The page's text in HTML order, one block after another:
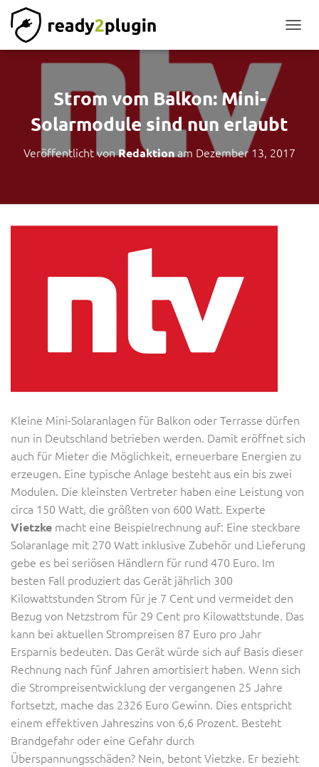
Strom vom Balkon: Mini-
Solarmodule sind nun erlaubt
Veröffentlicht vonRedaktion am Dezember 13, 2017
Kleine Mini-Solaranlagen für Balkon oder Terrasse dürfen
nun in Deutschland betrieben werden. Damit eröffnet sich
auch für Mieter die Möglichkeit, erneuerbare Energien zu
erzeugen. Eine typische Anlage besteht aus ein bis zwei
Modulen. Die kleinsten Vertreter haben eine Leistung von
circa 150 Watt, die größten von 600 Watt. Experte
Vietzke macht eine Beispielrechnung auf: Eine steckbare
Solaranlage mit 270 Watt inklusive Zubehör und Lieferung
gebe es bei seriösen Händlern für rund 470 Euro. Im
besten Fall produziert das Gerät jährlich 300
Kilowattstunden Strom für je 7 Cent und vermeidet den
Bezug von Netzstrom für 29 Cent pro Kilowattstunde. Das
kann bei aktuellen Strompreisen 87 Euro pro Jahr
Ersparnis bedeuten. Das Gerät würde sich auf Basis dieser
Rechnung nach fünf Jahren amortisiert haben. Wenn sich
die Strompreisentwicklung der vergangenen 25 Jahre
fortsetzt, mache das 2326 Euro Gewinn. Dies entspricht
einem effektiven Jahreszins von 6,6 Prozent. Besteht
Brandgefahr oder eine Gefahr durch
Überspannungsschäden? Nein, betont Vietzke. Er bezieht